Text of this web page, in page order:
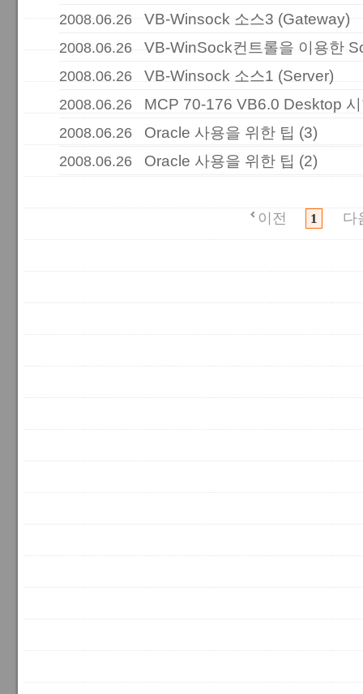
2008.06.26 VB-Winsock 소스3 (Gateway)
2008.06.26 VB-WinSock컨트롤을 이용한
2008.06.26 VB-Winsock 소스1 (Server)
2008.06.26 MCP 70-176 VB6.0 Desktop
2008.06.26 Oracle 사용을 위한 팁 (3)
2008.06.26 Oracle 사용을 위한 팁 (2)
이전 1 다